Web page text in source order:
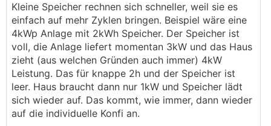
Kleine Speicher rechnen sich schneller, weil sie es
einfach auf mehr Zyklen bringen. Beispiel wäre eine
4kWp Anlage mit 2kWh Speicher. Der Speicher ist
voll, die Anlage liefert momentan 3kW und das Haus
zieht (aus welchen Gründen auch immer) 4kW
Leistung. Das für knappe 2h und der Speicher ist
leer. Haus braucht dann nur 1kW und Speicher lädt
sich wieder auf. Das kommt, wie immer, dann wieder
auf die individuelle Konfi an.